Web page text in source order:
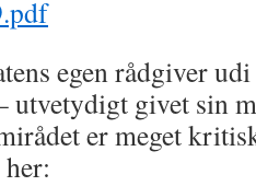
egen rådgiver
utvetydigt givet sin
er meget